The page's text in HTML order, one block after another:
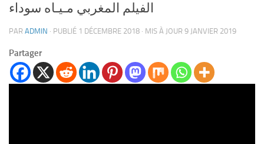
الفيلم المغربي مـيـاه سوداء
PAR ADMIN · PUBLIÉ 1 DÉCEMBRE 2018 · MIS À JOUR 9 JANVIER 2019
Partager